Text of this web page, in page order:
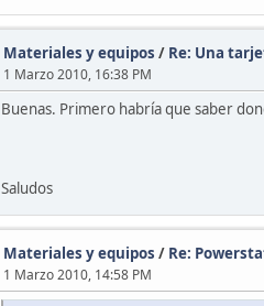
Materiales y equipos / Re: Una
1 Marzo 2010, 16:38 PM
Buenas. Primero habría que saber
Saludos
Materiales y equipos / Re:
1 Marzo 2010, 14:58 PM